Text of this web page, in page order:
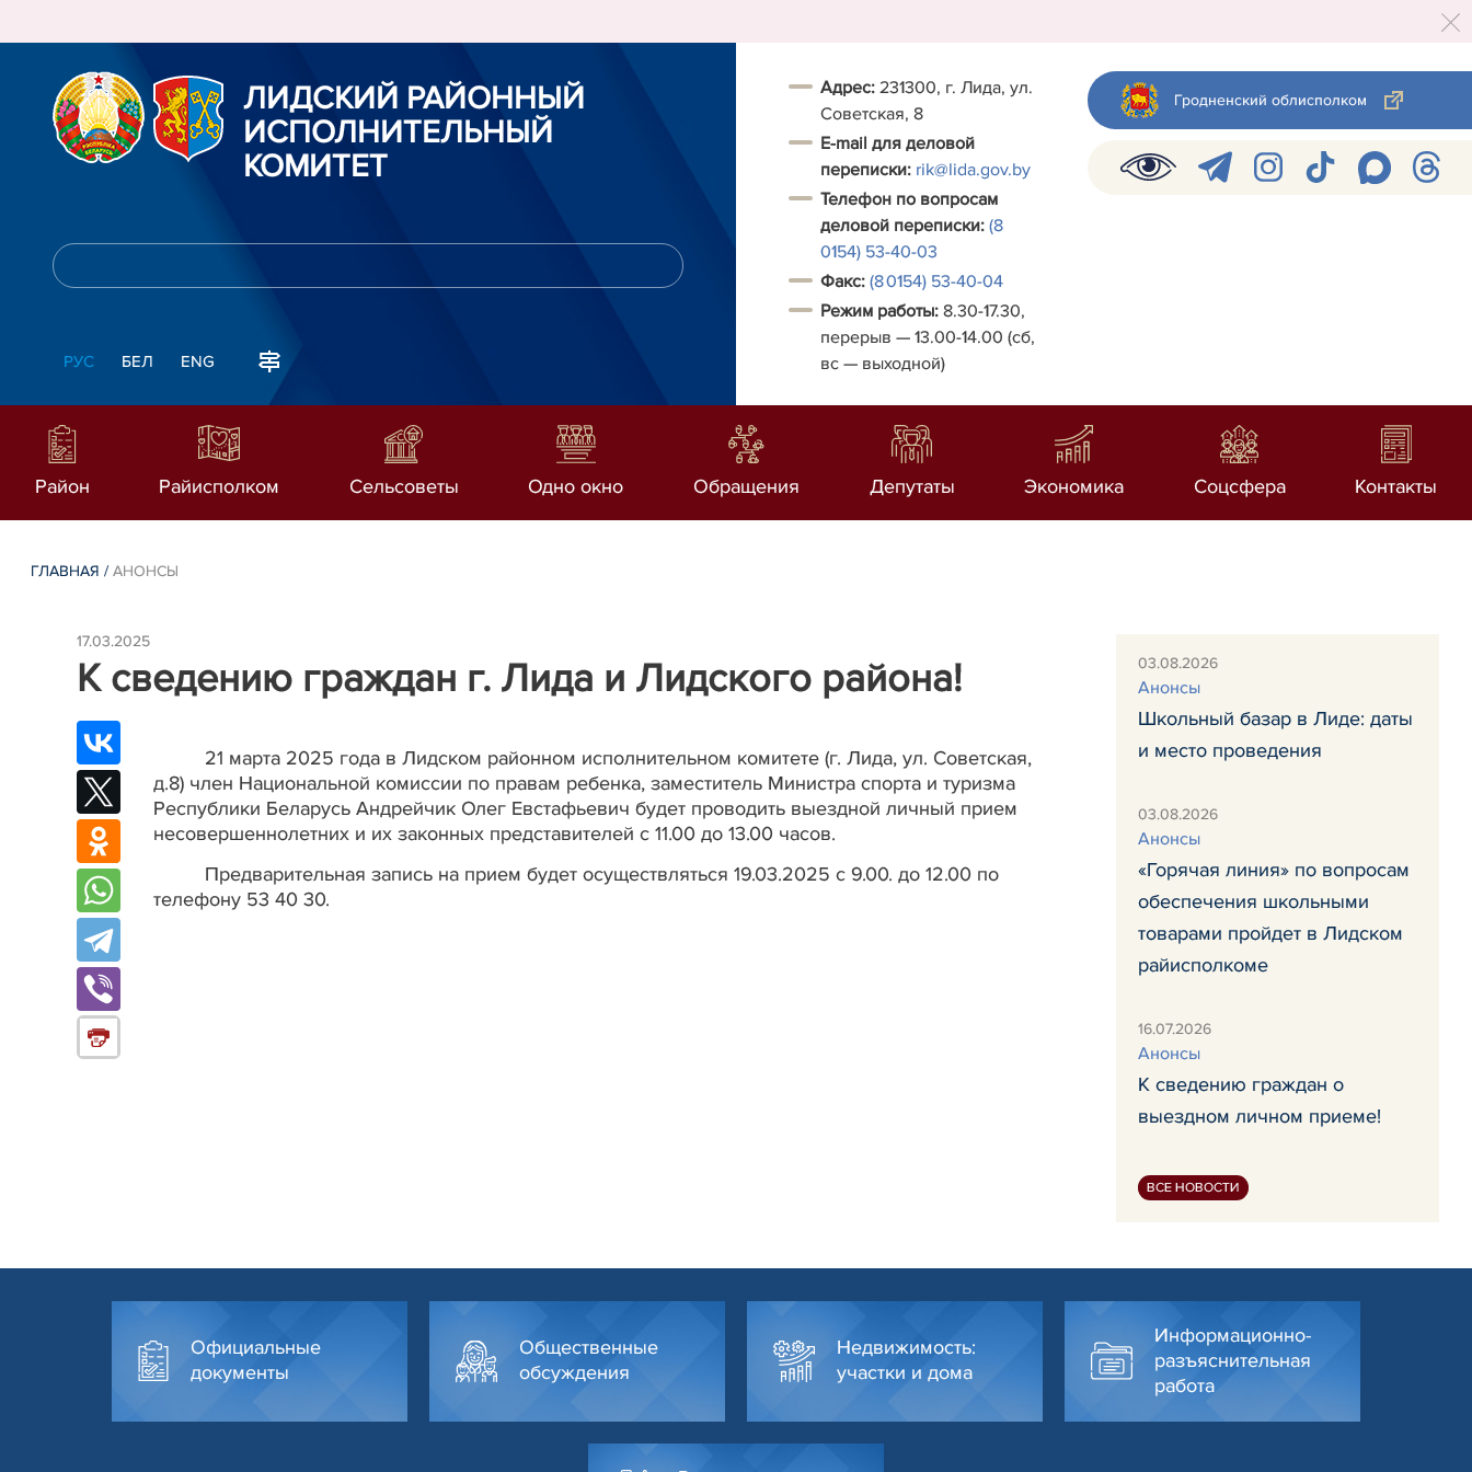
ЛИДСКИЙ РАЙОННЫЙ
ИСПОЛНИТЕЛЬНЫЙ
КОМИТЕТ
РУС БЕЛ ENG
Адрес: 231300, г. Лида, ул.
Советская, 8
E-mail для деловой
переписки: rik@lida.gov.by
Телефон по вопросам
деловой переписки: (8
0154) 53-40-03
Факс: (8 0154) 53-40-04
Режим работы: 8.30-17.30,
перерыв — 13.00-14.00 (сб,
вс — выходной)
Гродненский облисполком
Район Райисполком Сельсоветы Одно окно Обращения Депутаты Экономика Соцсфера Контакты
ГЛАВНАЯ /АНОНСЫ
17.03.2025
К сведению граждан г. Лида и Лидского района!
21 марта 2025 года в Лидском районном исполнительном комитете (г. Лида, ул. Советская,
д.8) член Национальной комиссии по правам ребенка, заместитель Министра спорта и туризма
Республики Беларусь Андрейчик Олег Евстафьевич будет проводить выездной личный прием
несовершеннолетних и их законных представителей с 11.00 до 13.00 часов.
Предварительная запись на прием будет осуществляться 19.03.2025 с 9.00. до 12.00 по
телефону 53 40 30.
03.08.2026
Анонсы
Школьный базар в Лиде: даты
и место проведения
03.08.2026
Анонсы
«Горячая линия» по вопросам
обеспечения школьными
товарами пройдет в Лидском
райисполкоме
16.07.2026
Анонсы
К сведению граждан о
выездном личном приеме!
ВСЕ НОВОСТИ
Официальные
документы
Общественные
обсуждения
Недвижимость:
участки и дома
Информационно-
разъяснительная
работа